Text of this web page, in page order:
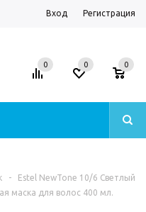
Вход Регистрация
0 0 0
-
Estel NewTone 10/6 Светлый
маска для волос 400 мл.